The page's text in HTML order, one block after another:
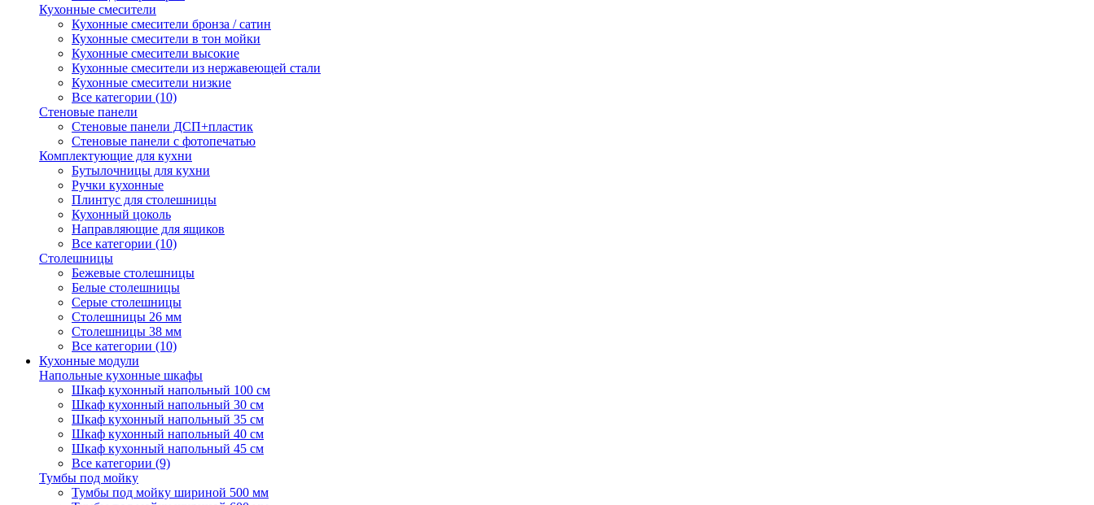
Кухонные смесители
Кухонные смесители бронза / сатин
Кухонные смесители в тон мойки
Кухонные смесители высокие
Кухонные смесители из нержавеющей стали
Кухонные смесители низкие
Все категории (10)
Стеновые панели
Стеновые панели ДСП+пластик
Стеновые панели с фотопечатью
Комплектующие для кухни
Бутылочницы для кухни
Ручки кухонные
Плинтус для столешницы
Кухонный цоколь
Направляющие для ящиков
Все категории (10)
Столешницы
Бежевые столешницы
Белые столешницы
Серые столешницы
Столешницы 26 мм
Столешницы 38 мм
Все категории (10)
Кухонные модули
Напольные кухонные шкафы
Шкаф кухонный напольный 100 см
Шкаф кухонный напольный 30 см
Шкаф кухонный напольный 35 см
Шкаф кухонный напольный 40 см
Шкаф кухонный напольный 45 см
Все категории (9)
Тумбы под мойку
Тумбы под мойку шириной 500 мм